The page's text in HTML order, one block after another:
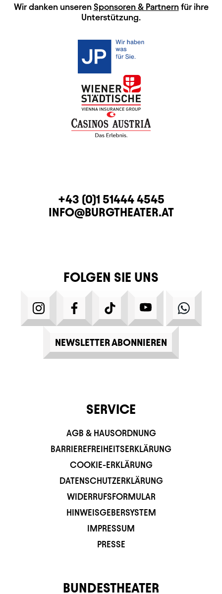
HAUPTSPONSOREN
Wir danken unseren Sponsoren & Partnernfür ihre
Unterstützung.
KONTAKTTELEFON
+43 (0)1 51444 4545
E-MAIL
INFO@BURGTHEATER.AT
FOLGEN SIE UNS
INSTAGRAMFACEBOOKTIKTOK YOUTUBE
NEWSLETTER ABONNIEREN
SERVICE
AGB & HAUSORDNUNG
BARRIEREFREIHEITSERKLÄRUNG
COOKIE-ERKLÄRUNG
DATENSCHUTZERKLÄRUNG
WIDERRUFSFORMULAR
HINWEISGEBERSYSTEM
IMPRESSUM
PRESSE
BUNDESTHEATER